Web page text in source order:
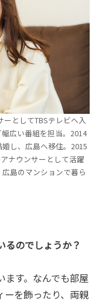
としてTBSテレビへ入
広い番組を担当。2014
し、広島へ移住。2015
ナウンサーとして活躍
島のマンションで暮ら
るのでしょうか？
ます。なんでも部屋
ーを飾ったり、両親